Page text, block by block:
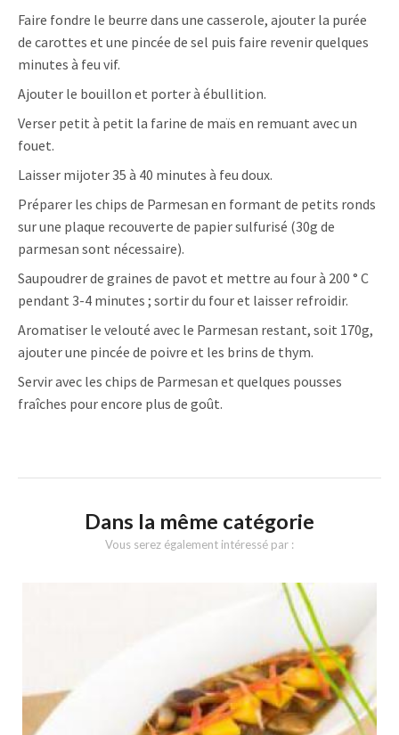
Faire fondre le beurre dans une casserole, ajouter la purée
de carottes et une pincée de sel puis faire revenir quelques
minutes à feu vif.
Ajouter le bouillon et porter à ébullition.
Verser petit à petit la farine de maïs en remuant avec un
fouet.
Laisser mijoter 35 à 40 minutes à feu doux.
Préparer les chips de Parmesan en formant de petits ronds
sur une plaque recouverte de papier sulfurisé (30g de
parmesan sont nécessaire).
Saupoudrer de graines de pavot et mettre au four à 200 ° C
pendant 3-4 minutes ; sortir du four et laisser refroidir.
Aromatiser le velouté avec le Parmesan restant, soit 170g,
ajouter une pincée de poivre et les brins de thym.
Servir avec les chips de Parmesan et quelques pousses
fraîches pour encore plus de goût.
Dans la même catégorie
Vous serez également intéressé par :